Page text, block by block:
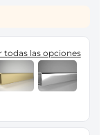
todas las opciones